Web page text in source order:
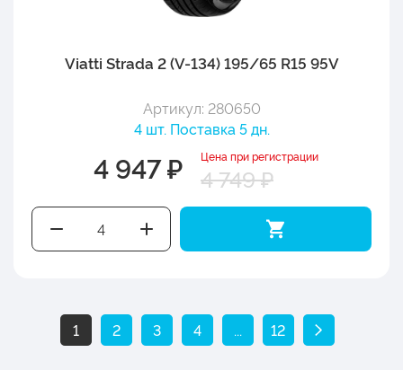
Viatti Strada 2 (V-134) 195/65 R15 95V
Артикул: 280650
4 шт. Поставка 5 дн.
4 947 ₽ Цена при регистрации
4 749 ₽
1 2 3 4 ... 12